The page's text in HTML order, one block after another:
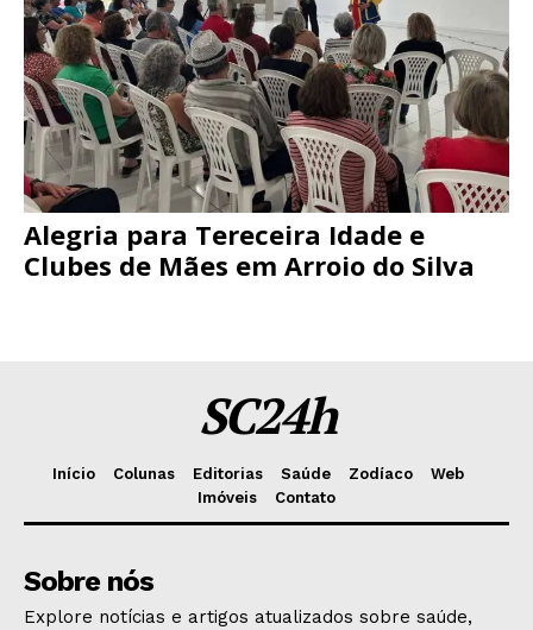
Alegria para Tereceira Idade e
Clubes de Mães em Arroio do Silva
SC24h
Início Colunas Editorias Saúde Zodíaco
Web
Imóveis
Contato
Sobre nós
Explore notícias e artigos atualizados sobre saúde,